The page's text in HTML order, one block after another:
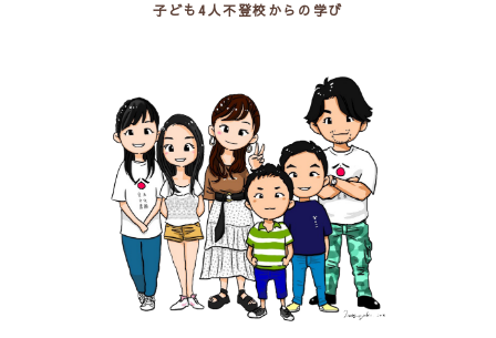
子ども4人不登校からの学び